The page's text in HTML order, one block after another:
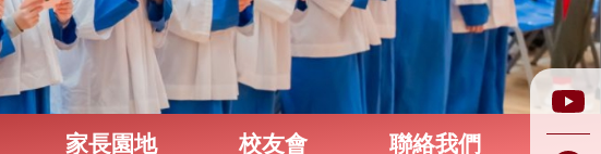
家長園地 校友會 聯絡我們